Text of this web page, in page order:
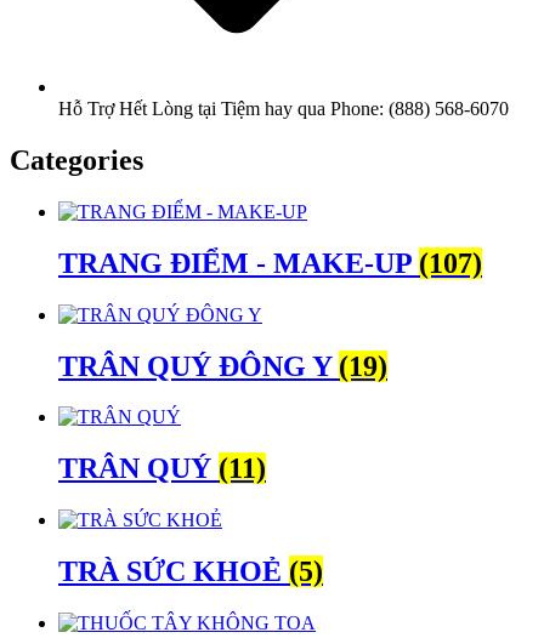
Hỗ Trợ Hết Lòng tại Tiệm hay qua Phone: (888) 568-6070
Categories
TRANG ĐIỂM - MAKE-UP (107)
TRÂN QUÝ ĐÔNG Y (19)
TRÂN QUÝ (11)
TRÀ SỨC KHOẺ (5)